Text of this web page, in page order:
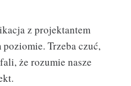
z projektantem
Trzeba czuć,
że rozumie nasze